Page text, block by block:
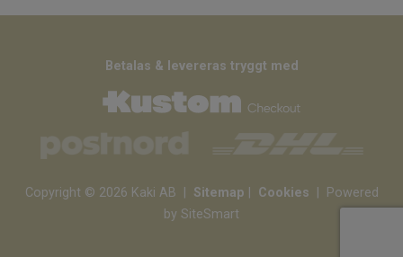
Betalas & levereras tryggt med
Copyright © 2026 Kaki AB Sitemap Cookies | Powered
by SiteSmart